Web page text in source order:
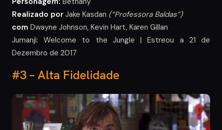
Realizado por Jake Kasdan (“Professora Baldas”)
com Dwayne Johnson, Kevin Hart, Karen Gillan
Jumanji: Welcome to the Jungle | Estreou a 21 de
Dezembro de 2017
#3 – Alta Fidelidade